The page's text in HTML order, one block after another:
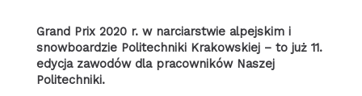
Grand Prix 2020 r. w narciarstwie alpejskim i
snowboardzie Politechniki Krakowskiej – to już 11.
edycja zawodów dla pracowników Naszej
Politechniki.